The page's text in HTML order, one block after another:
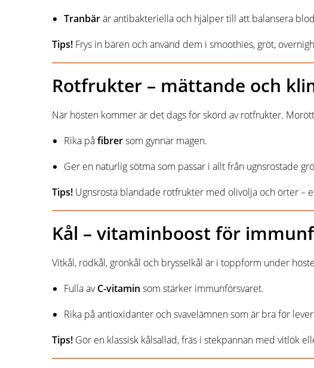
Tranbärär antibakteriella och hjälper till att balansera
Tips! Frys in bären och använd dem i smoothies, gröt,
Rotfrukter – mättande och
När hösten kommer är det dags för skörd av rotfrukter.
Rika påfibrersom gynnar magen.
Ger en naturlig sötma som passar i allt från ugnsrostade
Tips! Ugnsrosta blandade rotfrukter med olivolja och örter –
Kål – vitaminboost för
Vitkål, rödkål, grönkål och brysselkål är i toppform under
Fulla avC-vitamin som stärker immunförsvaret.
Rika på antioxidanter och svavelämnen som är bra för
Tips! Gör en klassisk kålsallad, fräs i stekpannan med vitlök